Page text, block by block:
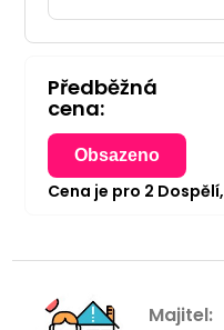
Předběžná
cena:
Obsazeno
Cena je pro 2 Dospělí,
Majitel: